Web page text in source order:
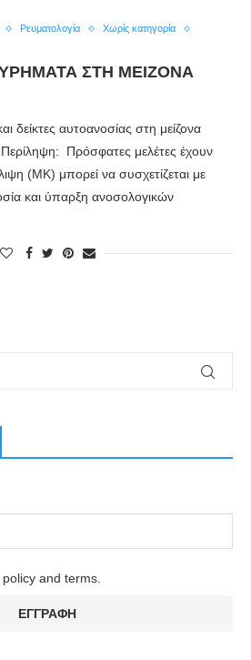
Ρευματολογία
Χωρίς κατηγορία
ΣΤΗ ΜΕΙΖΟΝΑ
δείκτες αυτοανοσίας στη μείζονα
Περίληψη: Πρόσφατες μελέτες έχουν
(ΜΚ) μπορεί να συσχετίζεται με
και ύπαρξη ανοσολογικών
and terms.